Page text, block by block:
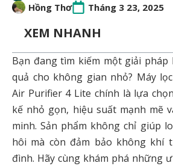
Hồng Thơ Tháng 3 23, 2025
XEM NHANH
Bạn đang tìm kiếm một giải pháp
quả cho không gian nhỏ? Máy
Air Purifier 4 Lite chính là lựa
kế nhỏ gọn, hiệu suất mạnh mẽ
minh. Sản phẩm không chỉ giúp
hôi mà còn đảm bảo không khí
đình. Hãy cùng khám phá những